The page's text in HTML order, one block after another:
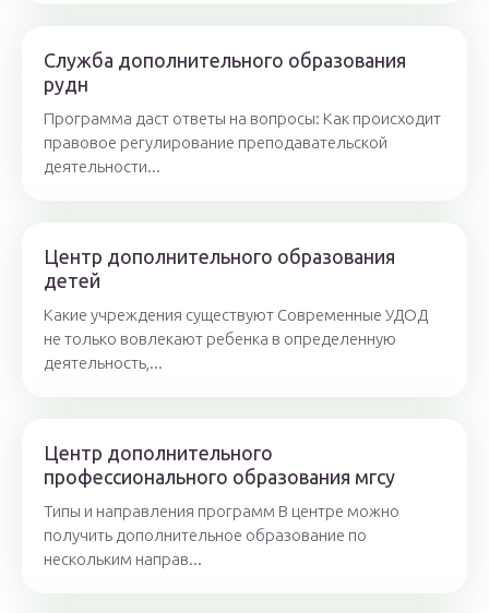
Служба дополнительного образования
рудн
Программа даст ответы на вопросы: Как происходит
правовое регулирование преподавательской
деятельности...
Центр дополнительного образования
детей
Какие учреждения существуют Современные УДОД
не только вовлекают ребенка в определенную
деятельность,...
Центр дополнительного
профессионального образования мгсу
Типы и направления программ В центре можно
получить дополнительное образование по
нескольким направ...